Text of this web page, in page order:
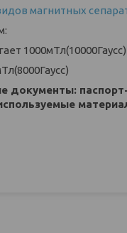
магнитных
1000мТл(10000Гаусс)
документы: